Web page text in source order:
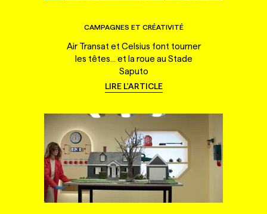
CAMPAGNES ET CRÉATIVITÉ
Air Transat et Celsius font tourner
les têtes... et la roue au Stade
Saputo
LIRE L'ARTICLE